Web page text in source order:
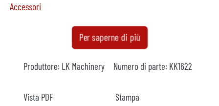
Accessori
non disponibile
Modello
Anno
Per saperne di più
Produttore: LK Machinery Numero di parte: KK1622
Vista PDF Stampa